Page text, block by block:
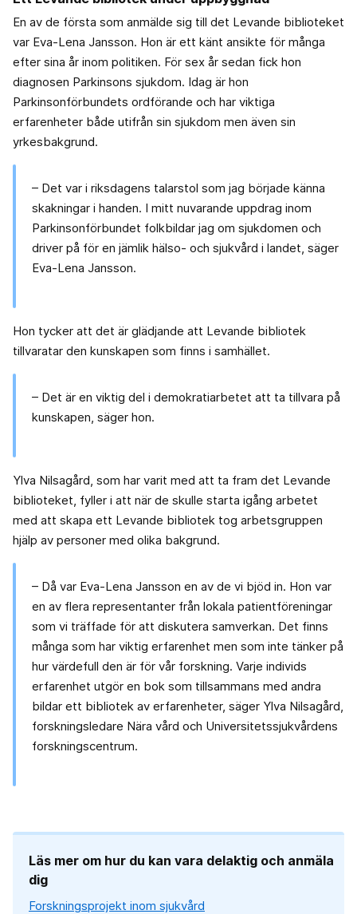
En av de första som anmälde sig till det Levande biblioteket
var Eva-Lena Jansson. Hon är ett känt ansikte för många
efter sina år inom politiken. För sex år sedan fick hon
diagnosen Parkinsons sjukdom. Idag är hon
Parkinsonförbundets ordförande och har viktiga
erfarenheter både utifrån sin sjukdom men även sin
yrkesbakgrund.
– Det var i riksdagens talarstol som jag började känna
skakningar i handen. I mitt nuvarande uppdrag inom
Parkinsonförbundet folkbildar jag om sjukdomen och
driver på för en jämlik hälso- och sjukvård i landet, säger
Eva-Lena Jansson.
Hon tycker att det är glädjande att Levande bibliotek
tillvaratar den kunskapen som finns i samhället.
– Det är en viktig del i demokratiarbetet att ta tillvara på
kunskapen, säger hon.
Ylva Nilsagård, som har varit med att ta fram det Levande
biblioteket, fyller i att när de skulle starta igång arbetet
med att skapa ett Levande bibliotek tog arbetsgruppen
hjälp av personer med olika bakgrund.
– Då var Eva-Lena Jansson en av de vi bjöd in. Hon var
en av flera representanter från lokala patientföreningar
som vi träffade för att diskutera samverkan. Det finns
många som har viktig erfarenhet men som inte tänker på
hur värdefull den är för vår forskning. Varje individs
erfarenhet utgör en bok som tillsammans med andra
bildar ett bibliotek av erfarenheter, säger Ylva Nilsagård,
forskningsledare Nära vård och Universitetssjukvårdens
forskningscentrum.
Läs mer om hur du kan vara delaktig och anmäla
dig
Forskningsprojekt inom sjukvård